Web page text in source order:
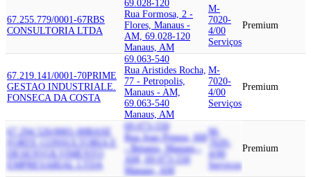
67.255.779/0001-67RBS
CONSULTORIA LTDA
69.028-120
Rua Formosa, 2 -
Flores, Manaus -
AM, 69.028-120
Manaus, AM
M-
7020-
4/00
Serviços
Premium
67.219.141/0001-70PRIME
GESTAO INDUSTRIALE.
FONSECA DA COSTA
69.063-540
Rua Aristides Rocha,
77 - Petropolis,
Manaus - AM,
69.063-540
Manaus, AM
M-
7020-
4/00
Serviços
Premium
67.294.526/0001-00BASE
FORTE CONSULTORIA E
DESENVOLVIMENTO
EMPRESARIAL LTDA
69.073-550
Rua Joao Pessoa, 660
- Betania, Manaus -
AM, 69.073-550
Manaus, AM
M-
7020-
4/00
Serviços
Premium